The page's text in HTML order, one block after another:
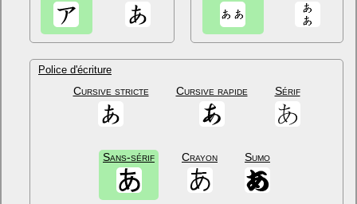
Police d'écriture
Cursive stricte Cursive rapide Sérif
Sans-sérif Crayon Sumo